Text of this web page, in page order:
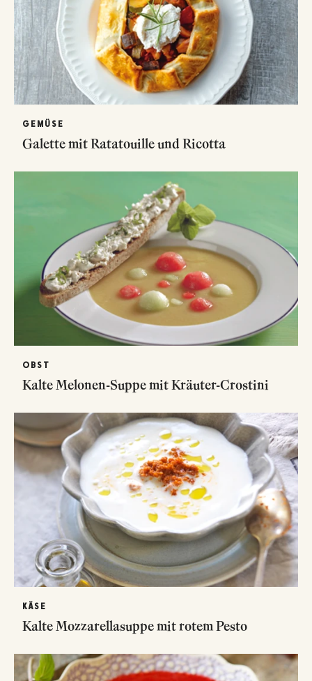
GEMÜSE
Galette mit Ratatouille und Ricotta
OBST
Kalte Melonen-Suppe mit Kräuter-Crostini
KÄSE
Kalte Mozzarellasuppe mit rotem Pesto